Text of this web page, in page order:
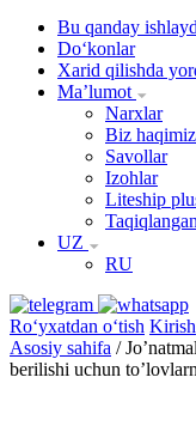
Bu qanday
Doʻkonlar
Xarid qilishda
Maʼlumot
Narxlar
Biz
Savollar
Izohlar
Liteship
UZ
RU
Roʻyxatdan oʻtish Kirish
Asosiy sahifa /
berilishi uchun